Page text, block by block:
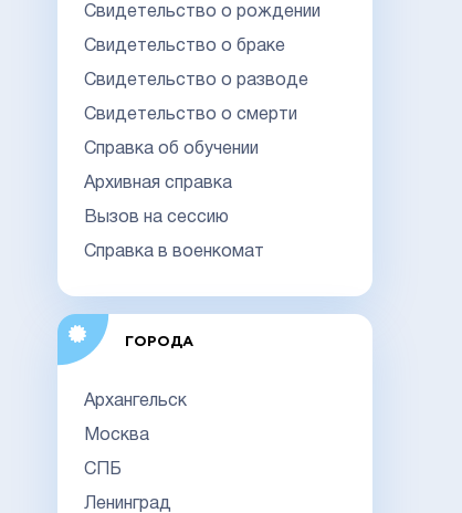
Свидетельство о рождении
Свидетельство о браке
Свидетельство о разводе
Свидетельство о смерти
Справка об обучении
Архивная справка
Вызов на сессию
Справка в военкомат
ГОРОДА
Архангельск
Москва
СПБ
Ленинград